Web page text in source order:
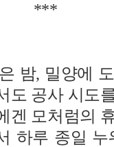
***
밤, 밀양에
도 공사 시도
겐 모처럼의
하루 종일